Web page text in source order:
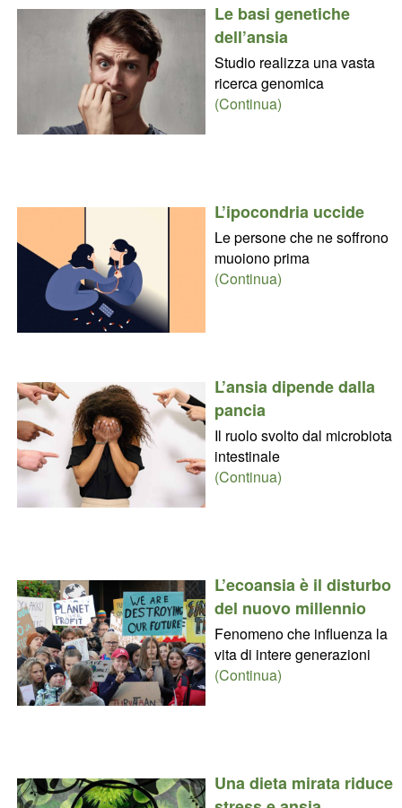
Le basi genetiche
dell’ansia
Studio realizza una vasta
ricerca genomica
(Continua)
L’ipocondria uccide
Le persone che ne soffrono
muoiono prima
(Continua)
L’ansia dipende dalla
pancia
Il ruolo svolto dal microbiota
intestinale
(Continua)
L’ecoansia è il disturbo
del nuovo millennio
Fenomeno che influenza la
vita di intere generazioni
(Continua)
Una dieta mirata riduce